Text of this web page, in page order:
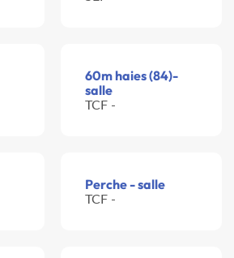
60m haies (84)-
salle
TCF -
Perche - salle
TCF -